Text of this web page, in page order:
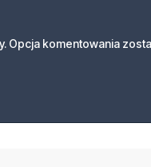
Opcja komentowania